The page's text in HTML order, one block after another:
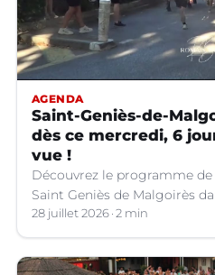
AGENDA
Saint-Geniès-de-
dès ce mercredi, 6
vue !
Découvrez le programme de
Saint Geniès de Malgoirès
28 juillet 2026 2 min